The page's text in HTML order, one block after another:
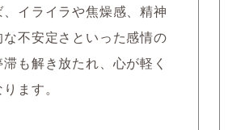
、イライラや焦燥感、精神
な不安定さといった感情の
滞も解き放たれ、心が軽く
ます。